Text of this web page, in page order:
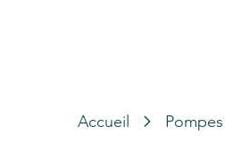
Accueil